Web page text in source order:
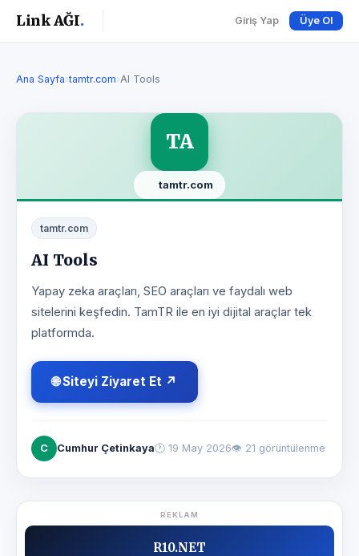
Link AĞI. Giriş Yap Üye Ol
Ana Sayfa›tamtr.com›AI Tools
TA
tamtr.com
tamtr.com
AI Tools
Yapay zeka araçları, SEO araçları ve faydalı web
sitelerini keşfedin. TamTR ile en iyi dijital araçlar tek
platformda.
🌐 Siteyi Ziyaret Et ↗
C Cumhur Çetinkaya🕐 19 May 2026👁 21 görüntülenme
REKLAM
R10.NET